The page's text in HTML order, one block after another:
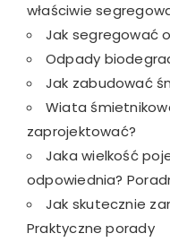
właściwie
Jak segregować
Odpady
Jak zabudować
Wiata
zaprojektować?
Jaka wielkość
odpowiednia?
Jak skutecznie
Praktyczne porady